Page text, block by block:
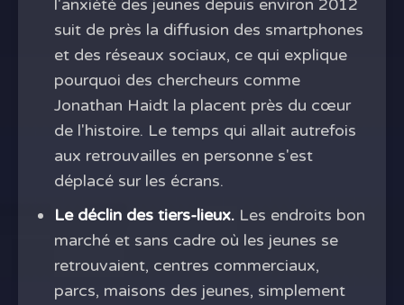
l'anxiété des jeunes depuis environ 2012
suit de près la diffusion des smartphones
et des réseaux sociaux, ce qui explique
pourquoi des chercheurs comme
Jonathan Haidt la placent près du cœur
de l'histoire. Le temps qui allait autrefois
aux retrouvailles en personne s'est
déplacé sur les écrans.
Le déclin des tiers-lieux. Les endroits bon
marché et sans cadre où les jeunes se
retrouvaient, centres commerciaux,
parcs, maisons des jeunes, simplement